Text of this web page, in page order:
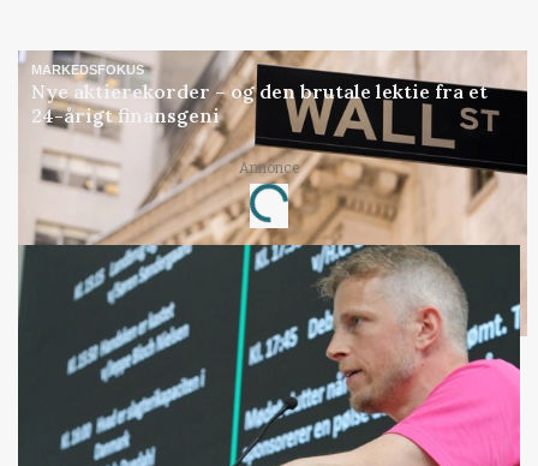
MARKEDSFOKUS
Nye aktierekorder – og den brutale lektie fra et
24-årigt finansgeni
Annonce
Loading...